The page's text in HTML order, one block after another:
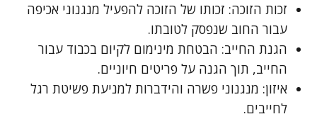
זכות הזוכה: זכותו של הזוכה להפעיל מנגנוני אכיפה
עבור החוב שנפסק לטובתו.
הגנת החייב: הבטחת מינימום לקיום בכבוד עבור
החייב, תוך הגנה על פריטים חיוניים.
איזון: מנגנוני פשרה והידברות למניעת פשיטת רגל
לחייבים.